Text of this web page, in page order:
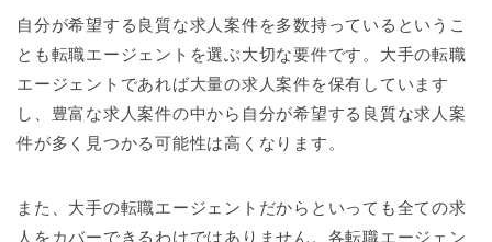
自分が希望する良質な求人案件を多数持っているというこ
とも転職エージェントを選ぶ大切な要件です。大手の転職
エージェントであれば大量の求人案件を保有しています
し、豊富な求人案件の中から自分が希望する良質な求人案
件が多く見つかる可能性は高くなります。
また、大手の転職エージェントだからといっても全ての求
人をカバーできるわけではありません。各転職エージェン